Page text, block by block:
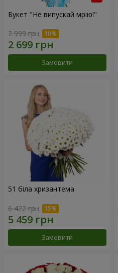
Букет "Не випускай мрію!"
2 999 грн
Замовити
51 біла хризантема
6 422 грн
Замовити